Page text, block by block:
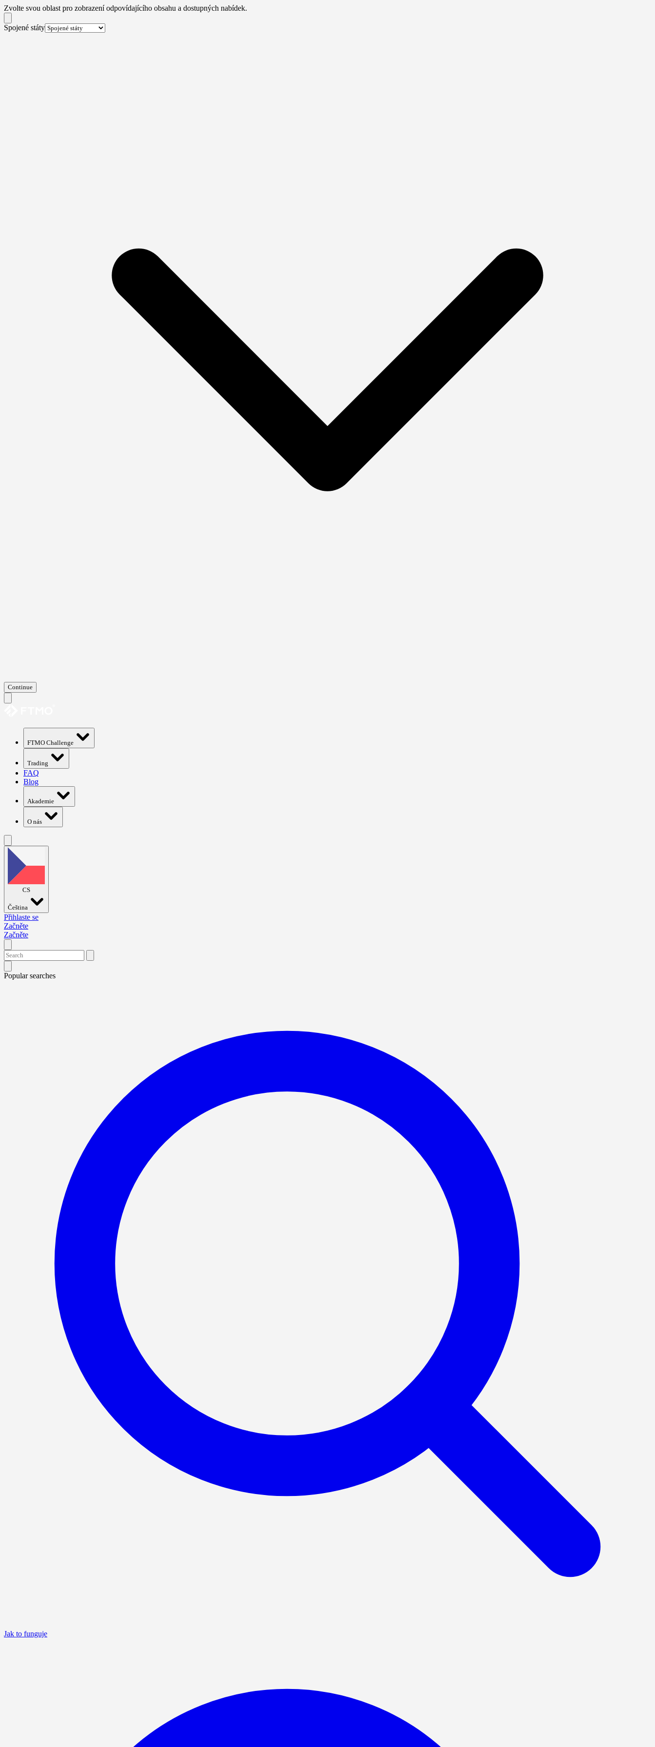
Zvolte svou oblast pro zobrazení odpovídajícího obsahu a dostupných nabídek.
Spojené státy
Continue
FTMO Challenge
Trading
FAQ
Blog
Akademie
O nás
CS
Čeština
Přihlaste se
Začněte
Začněte
Popular searches
Jak to funguje